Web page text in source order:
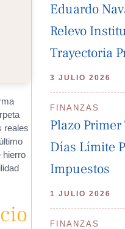
reales
hierro
Eduardo
Relevo
Trayectoria
3 JULIO 2026
FINANZAS
Plazo
Días Límite
Impuestos
1 JULIO 2026
FINANZAS